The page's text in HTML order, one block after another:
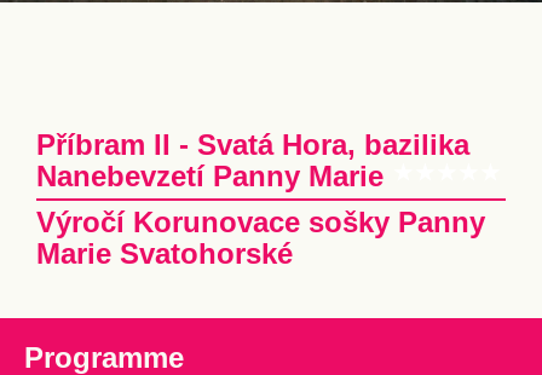
Příbram II - Svatá Hora, bazilika
Nanebevzetí Panny Marie
Výročí Korunovace sošky Panny
Marie Svatohorské
Programme